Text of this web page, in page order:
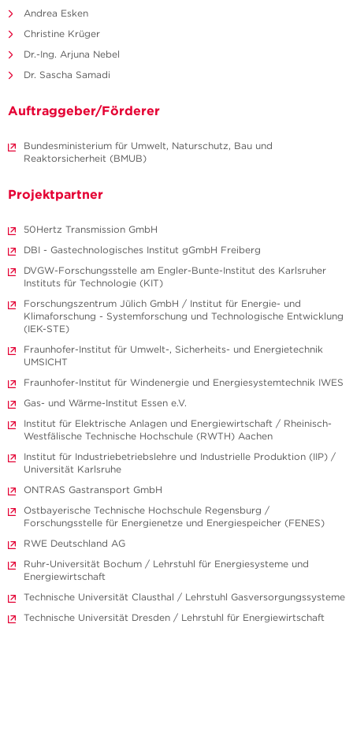
Andrea Esken
Christine Krüger
Dr.-Ing. Arjuna Nebel
Dr. Sascha Samadi
Auftraggeber/Förderer
Bundesministerium für Umwelt, Naturschutz, Bau und
Reaktorsicherheit (BMUB)
Projektpartner
50Hertz Transmission GmbH
DBI - Gastechnologisches Institut gGmbH Freiberg
DVGW-Forschungsstelle am Engler-Bunte-Institut des Karlsruher
Instituts für Technologie (KIT)
Forschungszentrum Jülich GmbH / Institut für Energie- und
Klimaforschung - Systemforschung und Technologische Entwicklung
(IEK-STE)
Fraunhofer-Institut für Umwelt-, Sicherheits- und Energietechnik
UMSICHT
Fraunhofer-Institut für Windenergie und Energiesystemtechnik IWES
Gas- und Wärme-Institut Essen e.V.
Institut für Elektrische Anlagen und Energiewirtschaft / Rheinisch-
Westfälische Technische Hochschule (RWTH) Aachen
Institut für Industriebetriebslehre und Industrielle Produktion (IIP) /
Universität Karlsruhe
ONTRAS Gastransport GmbH
Ostbayerische Technische Hochschule Regensburg /
Forschungsstelle für Energienetze und Energiespeicher (FENES)
RWE Deutschland AG
Ruhr-Universität Bochum / Lehrstuhl für Energiesysteme und
Energiewirtschaft
Technische Universität Clausthal / Lehrstuhl Gasversorgungssysteme
Technische Universität Dresden / Lehrstuhl für Energiewirtschaft